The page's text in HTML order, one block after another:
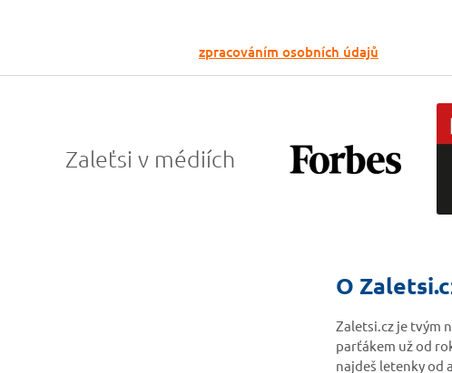
zpracováním osobních údajů
Zaleťsi v médiích
O
Zaletsi.cz je tvým
parťákem už od
najdeš letenky od